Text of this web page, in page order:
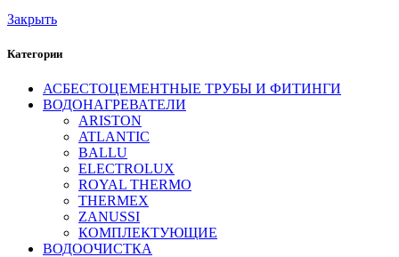
Закрыть
Категории
АСБЕСТОЦЕМЕНТНЫЕ ТРУБЫ И ФИТИНГИ
ВОДОНАГРЕВАТЕЛИ
ARISTON
ATLANTIC
BALLU
ELECTROLUX
ROYAL THERMO
THERMEX
ZANUSSI
КОМПЛЕКТУЮЩИЕ
ВОДООЧИСТКА